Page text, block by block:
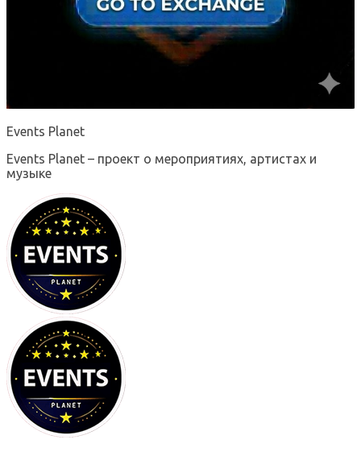
Events Planet
Events Planet – проект о мероприятиях, артистах и
музыке